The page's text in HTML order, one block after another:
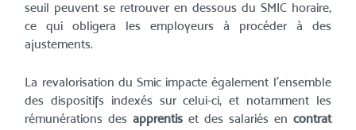
seuil peuvent se retrouver en dessous du SMIC horaire,
ce qui obligera les employeurs à procéder à des
ajustements.
La revalorisation du Smic impacte également l’ensemble
des dispositifs indexés sur celui-ci, et notamment les
rémunérations desapprentis et des salariés en contrat